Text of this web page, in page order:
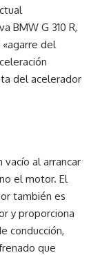
BMW G 310 R,
del
del acelerador
al arrancar
el motor. El
también es
y proporciona
conducción,
que